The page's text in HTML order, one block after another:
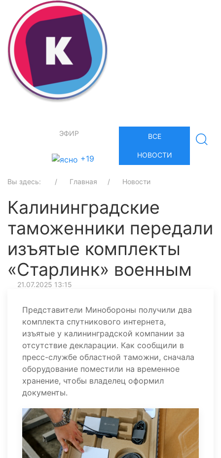
ЭФИР
+19
ВСЕ
НОВОСТИ
Вы здесь: Главная Новости
Калининградские
таможенники передали
изъятые комплекты
«Старлинк» военным
21.07.2025 13:15
Представители Минобороны получили два
комплекта спутникового интернета,
изъятые у калининградской компании за
отсутствие декларации. Как сообщили в
пресс-службе областной таможни, сначала
оборудование поместили на временное
хранение, чтобы владелец оформил
документы.